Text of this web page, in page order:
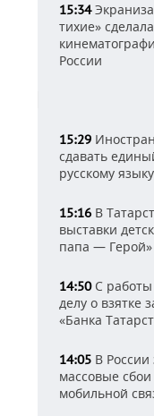
15:34
тихие»
России
15:29
сдавать
русскому языку
15:16 В
выставки
папа — Герой»
14:50С работы
делу о взятке
«Банка
14:05 В
массовые
мобильной